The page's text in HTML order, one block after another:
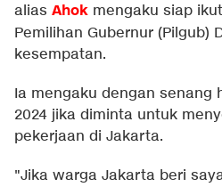
alias Ahok mengaku siap
Pemilihan Gubernur (Pilgub)
kesempatan.
Ia mengaku dengan senang
2024 jika diminta untuk
pekerjaan di Jakarta.
"Jika warga Jakarta beri